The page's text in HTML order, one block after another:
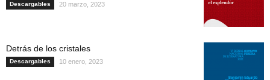
Descargables 20 marzo, 2023
Detrás de los cristales
Descargables 10 enero, 2023